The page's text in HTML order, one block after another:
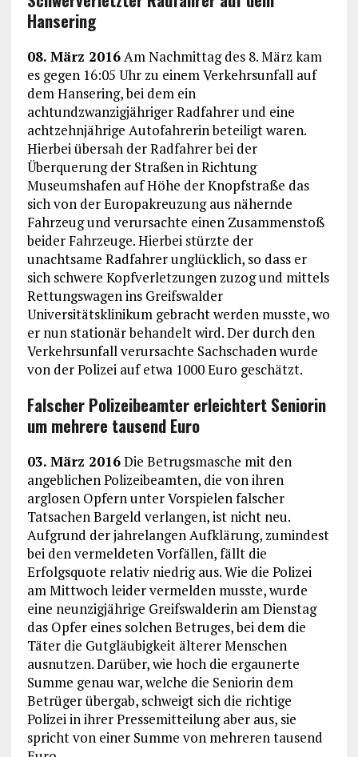
Hansering
08. März 2016Am Nachmittag des 8. März kam
es gegen 16:05 Uhr zu einem Verkehrsunfall auf
dem Hansering, bei dem ein
achtundzwanzigjähriger Radfahrer und eine
achtzehnjährige Autofahrerin beteiligt waren.
Hierbei übersah der Radfahrer bei der
Überquerung der Straßen in Richtung
Museumshafen auf Höhe der Knopfstraße das
sich von der Europakreuzung aus nähernde
Fahrzeug und verursachte einen Zusammenstoß
beider Fahrzeuge. Hierbei stürzte der
unachtsame Radfahrer unglücklich, so dass er
sich schwere Kopfverletzungen zuzog und mittels
Rettungswagen ins Greifswalder
Universitätsklinikum gebracht werden musste, wo
er nun stationär behandelt wird. Der durch den
Verkehrsunfall verursachte Sachschaden wurde
von der Polizei auf etwa 1000 Euro geschätzt.
Falscher Polizeibeamter erleichtert Seniorin
um mehrere tausend Euro
03. März 2016Die Betrugsmasche mit den
angeblichen Polizeibeamten, die von ihren
arglosen Opfern unter Vorspielen falscher
Tatsachen Bargeld verlangen, ist nicht neu.
Aufgrund der jahrelangen Aufklärung, zumindest
bei den vermeldeten Vorfällen, fällt die
Erfolgsquote relativ niedrig aus. Wie die Polizei
am Mittwoch leider vermelden musste, wurde
eine neunzigjährige Greifswalderin am Dienstag
das Opfer eines solchen Betruges, bei dem die
Täter die Gutgläubigkeit älterer Menschen
ausnutzen. Darüber, wie hoch die ergaunerte
Summe genau war, welche die Seniorin dem
Betrüger übergab, schweigt sich die richtige
Polizei in ihrer Pressemitteilung aber aus, sie
spricht von einer Summe von mehreren tausend